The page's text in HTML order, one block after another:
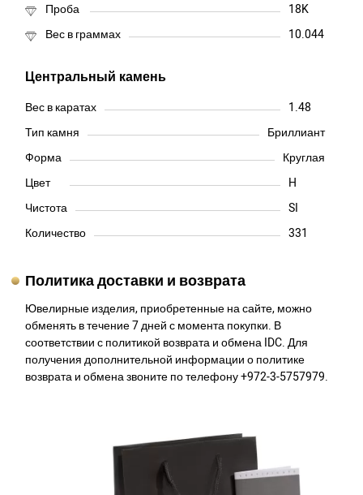
Проба
18K
Вес в граммах
10.044
Центральный камень
Вес в каратах
1.48
Тип камня
Бриллиант
Форма
Круглая
Цвет
H
Чистота
SI
Количество
331
Политика доставки и возврата
Ювелирные изделия, приобретенные на сайте, можно
обменять в течение 7 дней с момента покупки. В
соответствии с политикой возврата и обмена IDC. Для
получения дополнительной информации о политике
возврата и обмена звоните по телефону +972-3-5757979.